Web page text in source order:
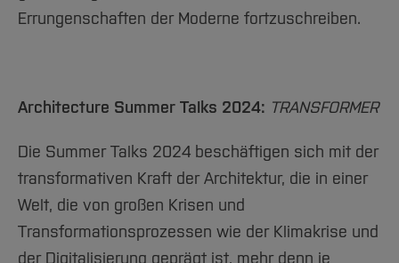
Errungenschaften der Moderne fortzuschreiben.
Architecture Summer Talks 2024: TRANSFORMER
Die Summer Talks 2024 beschäftigen sich mit der
transformativen Kraft der Architektur, die in einer
Welt, die von großen Krisen und
Transformationsprozessen wie der Klimakrise und
der Digitalisierung geprägt ist, mehr denn je